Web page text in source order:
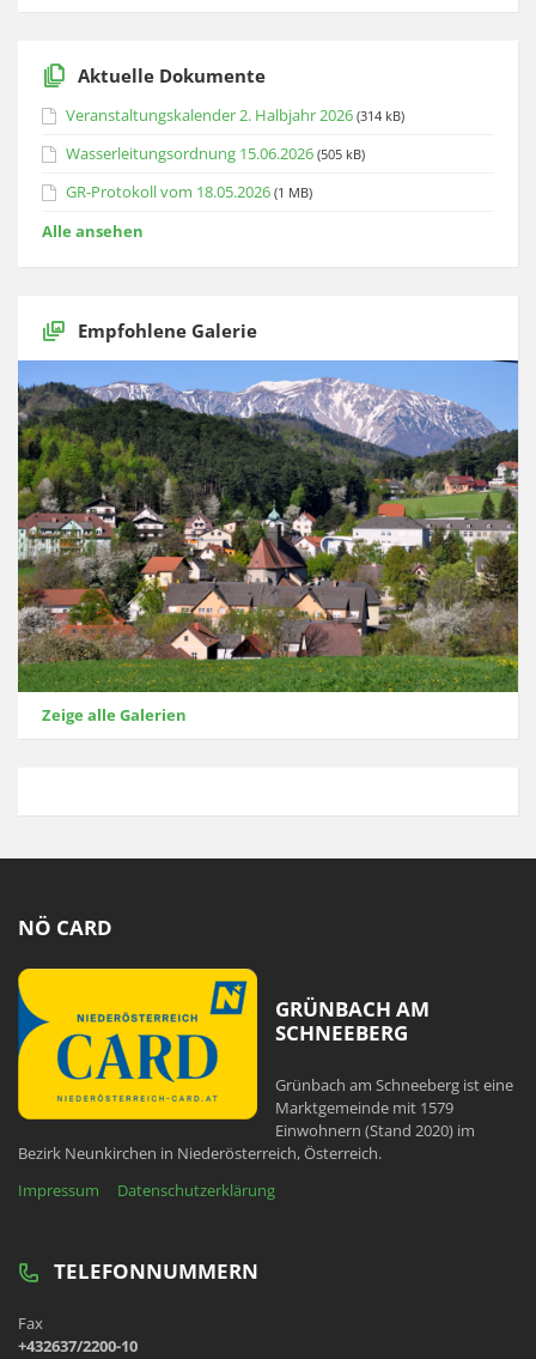
Aktuelle Dokumente
Veranstaltungskalender 2. Halbjahr 2026 (314 kB)
Wasserleitungsordnung 15.06.2026 (505 kB)
GR-Protokoll vom 18.05.2026 (1 MB)
Alle ansehen
Empfohlene Galerie
Zeige alle Galerien
NÖ CARD
GRÜNBACH AM
SCHNEEBERG
Grünbach am Schneeberg ist eine
Marktgemeinde mit 1579
Einwohnern (Stand 2020) im
Bezirk Neunkirchen in Niederösterreich, Österreich.
Impressum
Datenschutzerklärung
TELEFONNUMMERN
Fax
+432637/2200-10